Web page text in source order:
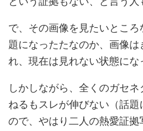
で、その画像を見たいとこ
題になったたなのか、画像は
れ、現在は見れない状態にな
しかしながら、全くのガセ
ねるもスレが伸びない（話
ので、やはり二人の熱愛証